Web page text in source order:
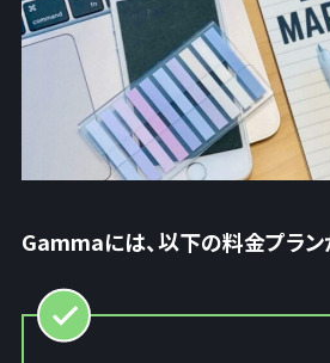
Gammaには、以下の料金プラン